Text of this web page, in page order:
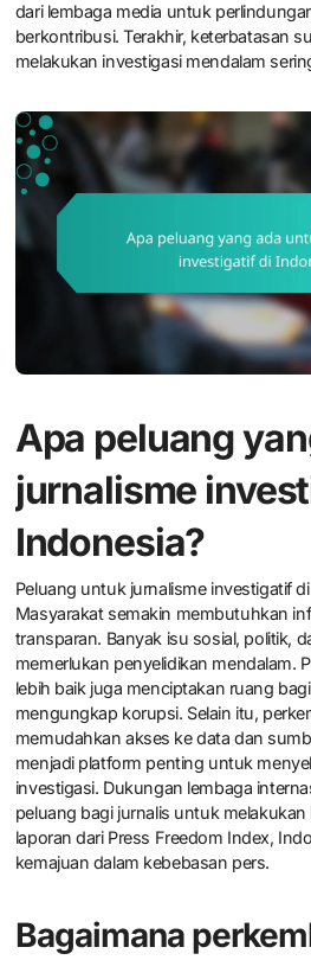
dari lembaga media untuk
berkontribusi. Terakhir, keterbatasan
melakukan investigasi mendalam
Apa peluang
jurnalisme
Indonesia?
Peluang untuk jurnalisme investigatif
Masyarakat semakin membutuhkan
transparan. Banyak isu sosial, politik,
memerlukan penyelidikan mendalam.
lebih baik juga menciptakan ruang
mengungkap korupsi. Selain itu,
memudahkan akses ke data dan
menjadi platform penting untuk
investigasi. Dukungan lembaga
peluang bagi jurnalis untuk
laporan dari Press Freedom Index,
kemajuan dalam kebebasan pers.
Bagaimana